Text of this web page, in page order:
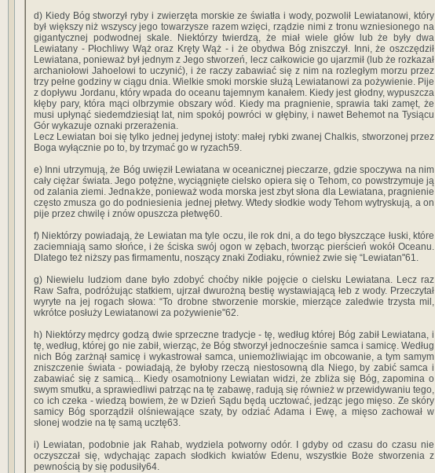
d) Kiedy Bóg stworzył ryby i zwierzęta morskie ze światła i wody, pozwolił Lewiatanowi, który
był większy niż wszyscy jego towarzysze razem wzięci, rządzie nimi z tronu wzniesionego na
gigantycznej podwodnej skale. Niektórzy twierdzą, że miał wiele głów lub że były dwa
Lewiatany - Płochliwy Wąż oraz Kręty Wąż - i że obydwa Bóg zniszczył. Inni, że oszczędził
Lewiatana, ponieważ był jednym z Jego stworzeń, lecz całkowicie go ujarzmił (lub że rozkazał
archaniołowi Jahoelowi to uczynić), i że raczy zabawiać się z nim na rozległym morzu przez
trzy pełne godziny w ciągu dnia. Wielkie smoki morskie służą Lewiatanowi za pożywienie. Pije
z dopływu Jordanu, który wpada do oceanu tajemnym kanałem. Kiedy jest głodny, wypuszcza
kłęby pary, która mąci olbrzymie obszary wód. Kiedy ma pragnienie, sprawia taki zamęt, że
musi upłynąć siedemdziesiąt lat, nim spokój powróci w głębiny, i nawet Behemot na Tysiącu
Gór wykazuje oznaki przerażenia.
Lecz Lewiatan boi się tylko jednej jedynej istoty: małej rybki zwanej Chalkis, stworzonej przez
Boga wyłącznie po to, by trzymać go w ryzach59.
e) Inni utrzymują, że Bóg uwięził Lewiatana w oceanicznej pieczarze, gdzie spoczywa na nim
cały ciężar świata. Jego potężne, wyciągnięte cielsko opiera się o Tehom, co powstrzymuje ją
od zalania ziemi. Jednakże, ponieważ woda morska jest zbyt słona dla Lewiatana, pragnienie
często zmusza go do podniesienia jednej płetwy. Wtedy słodkie wody Tehom wytryskują, a on
pije przez chwilę i znów opuszcza płetwę60.
f) Niektórzy powiadają, że Lewiatan ma tyle oczu, ile rok dni, a do tego błyszczące łuski, które
zaciemniają samo słońce, i że ściska swój ogon w zębach, tworząc pierścień wokół Oceanu.
Dlatego też niższy pas firmamentu, noszący znaki Zodiaku, również zwie się “Lewiatan"61.
g) Niewielu ludziom dane było zdobyć choćby nikłe pojęcie o cielsku Lewiatana. Lecz raz
Raw Safra, podróżując statkiem, ujrzał dwurożną bestię wystawiającą łeb z wody. Przeczytał
wyryte na jej rogach słowa: “To drobne stworzenie morskie, mierzące zaledwie trzysta mil,
wkrótce posłuży Lewiatanowi za pożywienie"62.
h) Niektórzy mędrcy godzą dwie sprzeczne tradycje - tę, według której Bóg zabił Lewiatana, i
tę, według, której go nie zabił, wierząc, że Bóg stworzył jednocześnie samca i samicę. Według
nich Bóg zarżnął samicę i wykastrował samca, uniemożliwiając im obcowanie, a tym samym
zniszczenie świata - powiadają, że byłoby rzeczą niestosowną dla Niego, by zabić samca i
zabawiać się z samicą... Kiedy osamotniony Lewiatan widzi, że zbliża się Bóg, zapomina o
swym smutku, a sprawiedliwi patrząc na tę zabawę, radują się również w przewidywaniu tego,
co ich czeka - wiedzą bowiem, że w Dzień Sądu będą ucztować, jedząc jego mięso. Ze skóry
samicy Bóg sporządził olśniewające szaty, by odziać Adama i Ewę, a mięso zachował w
słonej wodzie na tę samą ucztę63.
i) Lewiatan, podobnie jak Rahab, wydziela potworny odór. I gdyby od czasu do czasu nie
oczyszczał się, wdychając zapach słodkich kwiatów Edenu, wszystkie Boże stworzenia z
pewnością by się podusiły64.